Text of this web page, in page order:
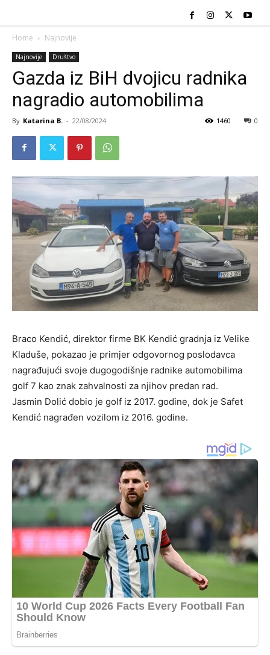
Home Najnovije
Najnovije Društvo
Gazda iz BiH dvojicu radnika
nagradio automobilima
By Katarina B. - 22/08/2024 0
1460
Braco Kendić, direktor firme BK Kendić gradnja iz Velike
Kladuše, pokazao je primjer odgovornog poslodavca
nagrađujući svoje dugogodišnje radnike automobilima
golf 7 kao znak zahvalnosti za njihov predan rad.
Jasmin Dolić dobio je golf iz 2017. godine, dok je Safet
Kendić nagrađen vozilom iz 2016. godine.